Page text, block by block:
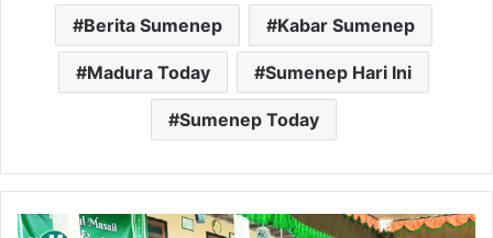
Berita Sumenep Kabar Sumenep
Madura Today Sumenep Hari Ini
Sumenep Today